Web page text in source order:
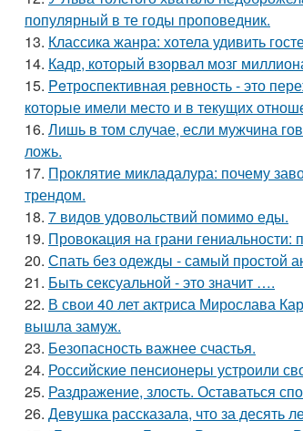
популярный в те годы проповедник.
13. Классика жанра: хотела удивить
14. Кадр, который взорвал мозг
15. Peтроспективная ревность - это
которые имели место и в текущих
16. Лишь в том случае, если мужчина
ложь.
17. Проклятие микладалура: почему
трендом.
18. 7 видов удовольствий помимо еды.
19. Провокация на грани
20. Спать без одежды - самый простой
21. Быть сексуальной - это значит ….
22. В свои 40 лет актриса Мирослава
вышла замуж.
23. Безопасность важнее счастья.
24. Российские пенсионеры устроили
25. Раздражение, злость. Оставаться
26. Девушка рассказала, что за десять